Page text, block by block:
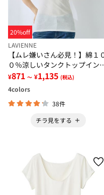
20%off
LAVIENNE
【ムレ嫌いさん必見！】綿１
０％涼しいタンクトップイン
ー＜さらりラボ＞
¥871 ～ ¥1,135 (税込)
4colors
38件
チラ見をする